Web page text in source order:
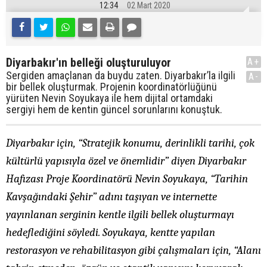
12:34 02 Mart 2020
Diyarbakır'ın belleği oluşturuluyor
Sergiden amaçlanan da buydu zaten. Diyarbakır’la ilgili
bir bellek oluşturmak. Projenin koordinatörlüğünü
yürüten Nevin Soyukaya ile hem dijital ortamdaki
sergiyi hem de kentin güncel sorunlarını konuştuk.
A+
A-
Diyarbakır için, “Stratejik konumu, derinlikli tarihi, çok
kültürlü yapısıyla özel ve önemlidir” diyen Diyarbakır
Hafızası Proje Koordinatörü Nevin Soyukaya, “Tarihin
Kavşağındaki Şehir” adını taşıyan ve internette
yayınlanan serginin kentle ilgili bellek oluşturmayı
hedeflediğini söyledi. Soyukaya, kentte yapılan
restorasyon ve rehabilitasyon gibi çalışmaları için, “Alanı